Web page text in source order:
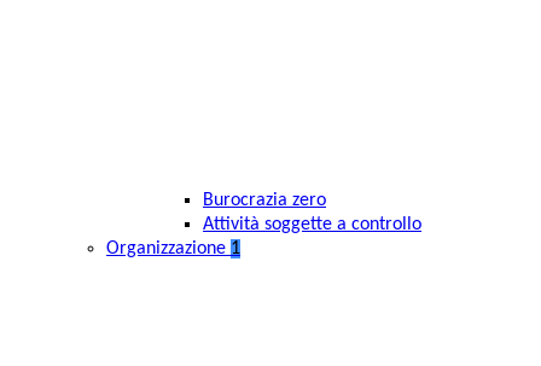
Burocrazia zero
Attività soggette a controllo
Organizzazione 1